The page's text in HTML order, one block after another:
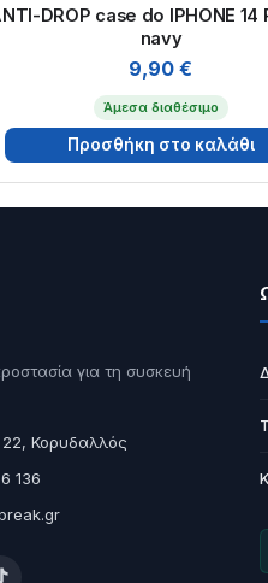
DROP case do IPHONE 14
navy
9,90€
Άμεσα διαθέσιμο
Προσθήκη στο καλάθι
για τη συσκευή
Κορυδαλλός
136